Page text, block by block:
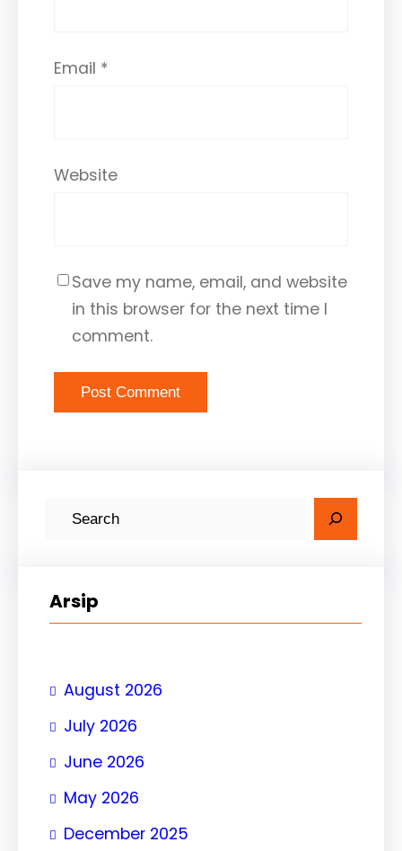
Email *
Website
Save my name, email, and website
in this browser for the next time I
comment.
Arsip
August 2026
July 2026
June 2026
May 2026
December 2025